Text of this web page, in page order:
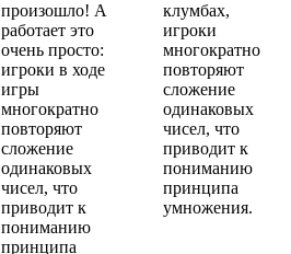
произошло! А
работает это
очень просто:
игроки в ходе
игры
многократно
повторяют
сложение
одинаковых
чисел, что
приводит к
пониманию
принципа
клумбах,
игроки
многократно
повторяют
сложение
одинаковых
чисел, что
приводит к
пониманию
принципа
умножения.